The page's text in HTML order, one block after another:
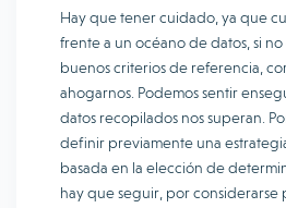
Hay que tener cuidado, ya que
frente a un océano de datos, si
buenos criterios de referencia,
ahogarnos. Podemos sentir
datos recopilados nos superan.
definir previamente una
basada en la elección de
hay que seguir, por considerarse